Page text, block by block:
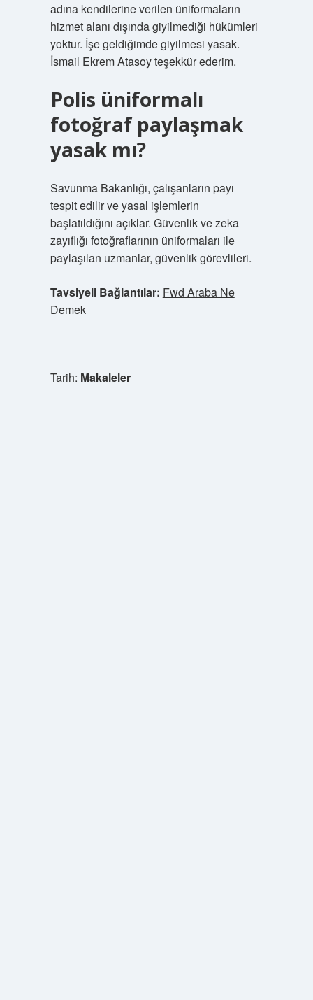
adına kendilerine verilen üniformaların
hizmet alanı dışında giyilmediği hükümleri
yoktur. İşe geldiğimde giyilmesi yasak.
İsmail Ekrem Atasoy teşekkür ederim.
Polis üniformalı
fotoğraf paylaşmak
yasak mı?
Savunma Bakanlığı, çalışanların payı
tespit edilir ve yasal işlemlerin
başlatıldığını açıklar. Güvenlik ve zeka
zayıflığı fotoğraflarının üniformaları ile
paylaşılan uzmanlar, güvenlik görevlileri.
Tavsiyeli Bağlantılar: Fwd Araba Ne
Demek
Tarih: Makaleler